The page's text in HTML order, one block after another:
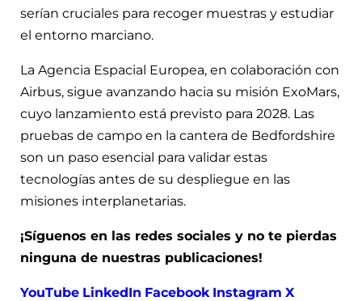
serían cruciales para recoger muestras y estudiar
el entorno marciano.
La Agencia Espacial Europea, en colaboración con
Airbus, sigue avanzando hacia su misión ExoMars,
cuyo lanzamiento está previsto para 2028. Las
pruebas de campo en la cantera de Bedfordshire
son un paso esencial para validar estas
tecnologías antes de su despliegue en las
misiones interplanetarias.
¡Síguenos en las redes sociales y no te pierdas
ninguna de nuestras publicaciones!
YouTube LinkedIn Facebook Instagram X